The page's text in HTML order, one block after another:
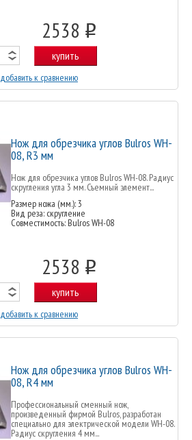
2538 o
купить
добавить к сравнению
Нож для обрезчика углов Bulros WH-
08, R3 мм
Нож для обрезчика углов Bulros WH-08. Радиус
скругления угла 3 мм. Съемный элемент...
Размер ножа (мм.): 3
Вид реза: скругление
Совместимость: Bulros WH-08
2538 o
купить
добавить к сравнению
Нож для обрезчика углов Bulros WH-
08, R4 мм
Профессиональный сменный нож,
произведенный фирмой Bulros, разработан
специально для электрической модели WH-08.
Радиус скругления 4 мм...